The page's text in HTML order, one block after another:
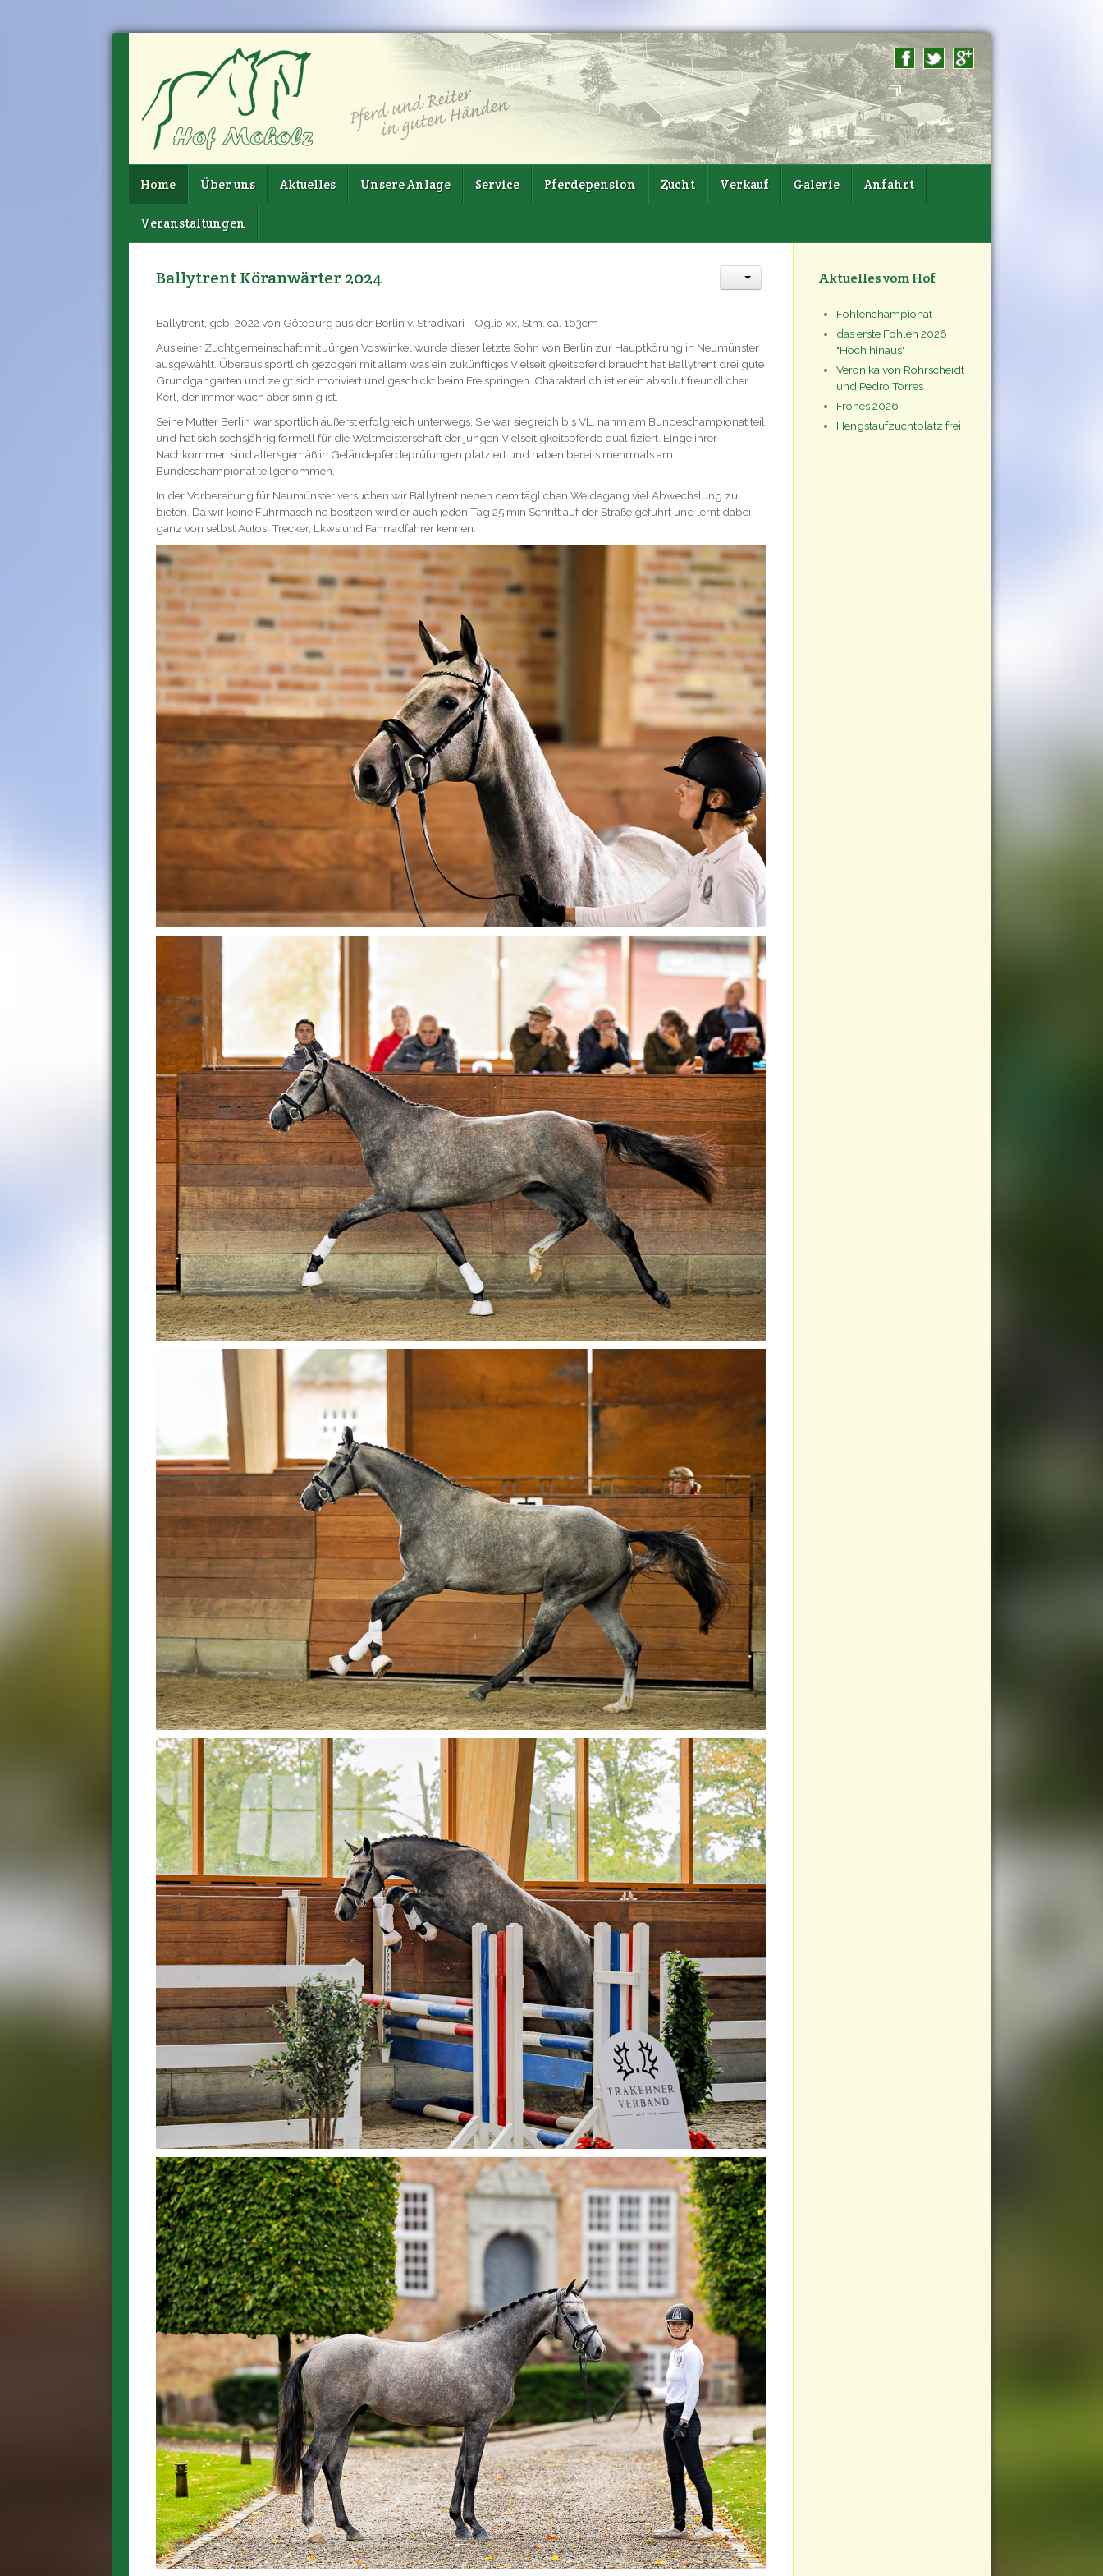
Home Über uns Aktuelles Unsere Anlage Service Pferdepension Zucht Verkauf Galerie Anfahrt
Veranstaltungen
Ballytrent Köranwärter 2024
Ballytrent, geb. 2022 von Göteburg aus der Berlin v. Stradivari - Oglio xx, Stm. ca. 163cm
Aus einer Zuchtgemeinschaft mit Jürgen Voswinkel wurde dieser letzte Sohn von Berlin zur Hauptkörung in Neumünster
ausgewählt. Überaus sportlich gezogen mit allem was ein zukünftiges Vielseitigkeitspferd braucht hat Ballytrent drei gute
Grundgangarten und zeigt sich motiviert und geschickt beim Freispringen. Charakterlich ist er ein absolut freundlicher
Kerl, der immer wach aber sinnig ist.
Seine Mutter Berlin war sportlich äußerst erfolgreich unterwegs. Sie war siegreich bis VL, nahm am Bundeschampionat teil
und hat sich sechsjährig formell für die Weltmeisterschaft der jungen Vielseitigkeitspferde qualifiziert. Einge ihrer
Nachkommen sind altersgemäß in Geländepferdeprüfungen platziert und haben bereits mehrmals am
Bundeschampionat teilgenommen.
In der Vorbereitung für Neumünster versuchen wir Ballytrent neben dem täglichen Weidegang viel Abwechslung zu
bieten. Da wir keine Führmaschine besitzen wird er auch jeden Tag 25 min Schritt auf der Straße geführt und lernt dabei
ganz von selbst Autos, Trecker, Lkws und Fahrradfahrer kennen.
Aktuelles vom Hof
Fohlenchampionat
das erste Fohlen 2026
"Hoch hinaus"
Veronika von Rohrscheidt
und Pedro Torres
Frohes 2026
Hengstaufzuchtplatz frei